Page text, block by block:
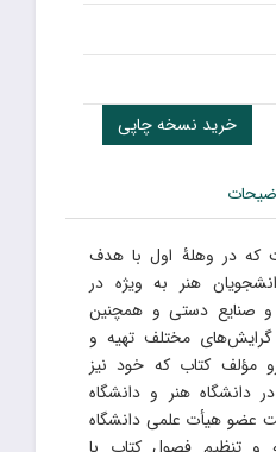
خرید نسخه چاپی
که در وهلۀ اول با هدف
هنر به ویژه در
صنایع دستی و همچنین
مختلف تهیه و
مؤلف کتاب که خود نیز
دانشگاه هنر و دانشگاه
عضو هیأت علمی دانشگاه